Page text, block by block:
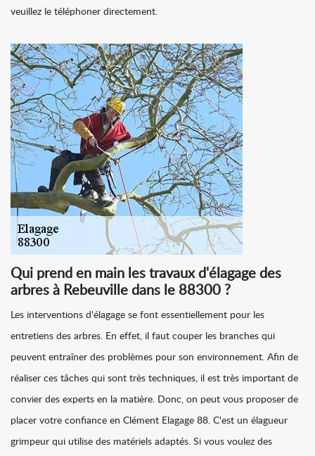
veuillez le téléphoner directement.
Qui prend en main les travaux d'élagage des
arbres à Rebeuville dans le 88300 ?
Les interventions d'élagage se font essentiellement pour les
entretiens des arbres. En effet, il faut couper les branches qui
peuvent entraîner des problèmes pour son environnement. Afin de
réaliser ces tâches qui sont très techniques, il est très important de
convier des experts en la matière. Donc, on peut vous proposer de
placer votre confiance en Clément Elagage 88. C'est un élagueur
grimpeur qui utilise des matériels adaptés. Si vous voulez des